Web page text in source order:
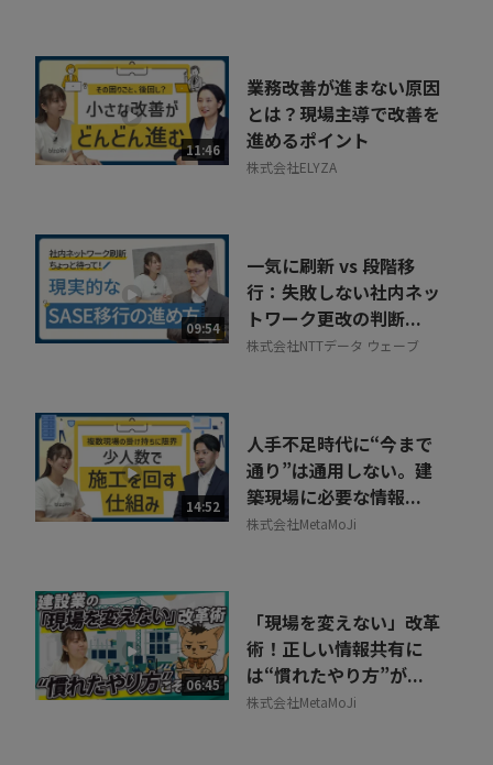
11:46
業務改善が進まない原因
とは？現場主導で改善を
進めるポイント
株式会社ELYZA
09:54
一気に刷新 vs 段階移
行：失敗しない社内ネッ
トワーク更改の判断...
株式会社NTTデータ ウェーブ
14:52
人手不足時代に“今まで
通り”は通用しない。建
築現場に必要な情報...
株式会社MetaMoJi
06:45
「現場を変えない」改革
術！正しい情報共有に
は“慣れたやり方”が...
株式会社MetaMoJi